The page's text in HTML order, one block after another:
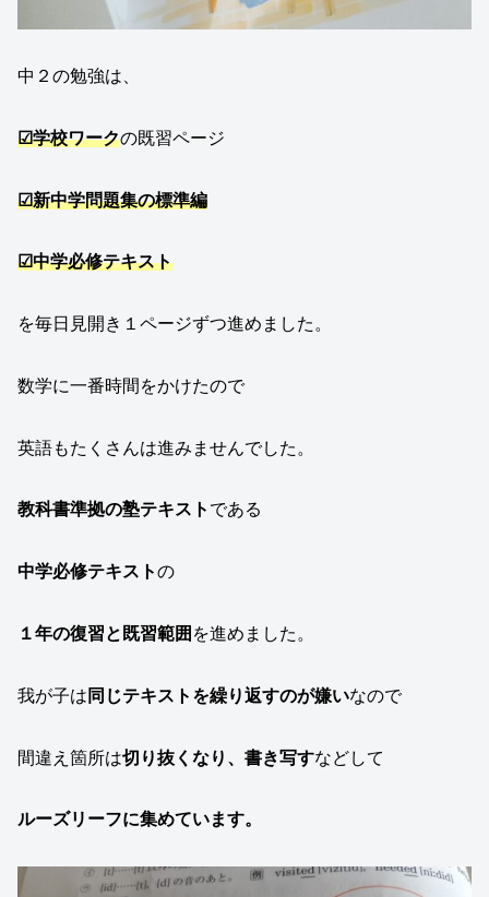
中２の勉強は、
☑学校ワークの既習ページ
☑新中学問題集の標準編
☑中学必修テキスト
を毎日見開き１ページずつ進めました。
数学に一番時間をかけたので
英語もたくさんは進みませんでした。
教科書準拠の塾テキスト である
中学必修テキストの
１年の復習と既習範囲 を進めました。
我が子は 同じテキストを繰り返すのが嫌いなので
間違え箇所は切り抜くなり、書き写すなどして
ルーズリーフに集めています。